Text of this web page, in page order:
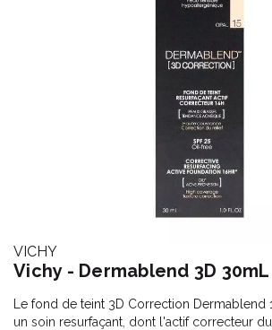
VICHY
Vichy - Dermablend 3D
Le fond de teint 3D Correction Dermablend
un soin resurfaçant, dont l'actif correcteur